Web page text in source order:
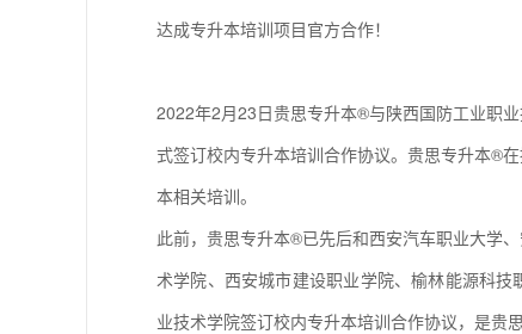
达成专升本培训项目官方合作！
2022年2月23日贵思专升本®与陕西国防工业职
式签订校内专升本培训合作协议。贵思专升本®
本相关培训。
此前，贵思专升本®已先后和西安汽车职业大学
术学院、西安城市建设职业学院、榆林能源科
业技术学院签订校内专升本培训合作协议，是贵